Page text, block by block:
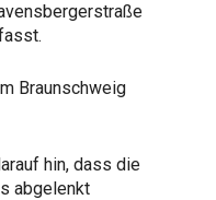
Braunschweig
hin, dass die
abgelenkt